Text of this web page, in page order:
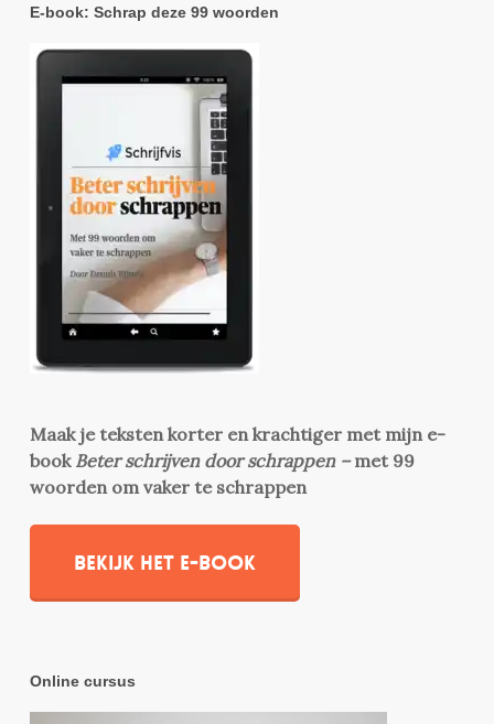
E-book: Schrap deze 99 woorden
Maak je teksten korter en krachtiger met mijn e-
book Beter schrijven door schrappen –met 99
woorden om vaker te schrappen
Bekijk het e-book
Online cursus